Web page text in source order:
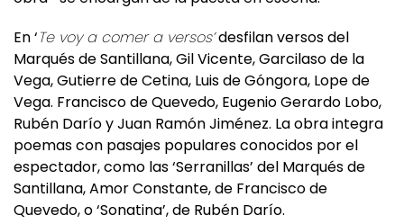
Te voy a comer a versos’
Marqués de Santillana, Gil Vicente, Garcilaso de la
Vega, Gutierre de Cetina, Luis de Góngora, Lope de
Vega. Francisco de Quevedo, Eugenio Gerardo Lobo,
Rubén Darío y Juan Ramón Jiménez. La obra integra
poemas con pasajes populares conocidos por el
espectador, como las ‘Serranillas’ del Marqués de
Santillana, Amor Constante, de Francisco de
Quevedo, o ‘Sonatina’, de Rubén Darío.